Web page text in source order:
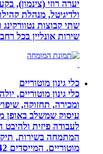
יערה רוזי (צינמון), בקעת
ולדיגיטל, מנהלת קהילת
שתי קבוצות נטוורקינג
שירות אונליין בכל רחבי
כלי גינון מוטוריים
כלי גינון מוטוריים, יולה
ומכירה, תחזוקה, שיפוץ
עיסוק שמשלב באופן
לעבודה פיזית ולהיבט
המתמחה בשירות, תיקון
מוטוריים. המייסדים 42, כפר דניאל